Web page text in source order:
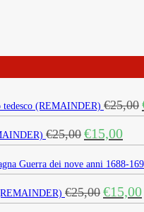
(REMAINDER) €25,00
€25,00 Il
prezzo
originale
era:
€25,00.
€15,00
è:
Guerra dei nove anni 1688-
€25,00 Il
prezzo
€15,00